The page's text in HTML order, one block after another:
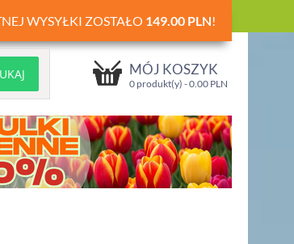
WYSYŁKI ZOSTAŁO 149.00 PLN!
MÓJ KOSZYK
0 produkt(y) -0.00 PLN